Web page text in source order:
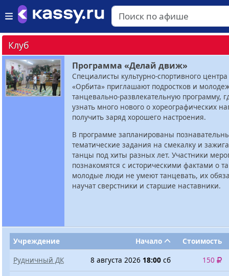
Клуб
Программа «Делай движ»
Специалисты культурно-спортивного центра
«Орбита» приглашают подростков и
танцевально-развлекательную программу,
узнать много нового о хореографических
получить заряд хорошего настроения.
В программе запланированы
тематические задания на смекалку и
танцы под хиты разных лет. Участники
познакомятся с историческими фактами о
молодые люди не умеют танцевать, их
научат сверстники и старшие наставники.
Учреждение Начало
Стоимость
Рудничный ДК
8 августа 2026 18:00 сб 150